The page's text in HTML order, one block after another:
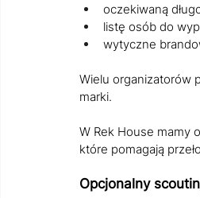
oczekiwaną
listę osób do
wytyczne
Wielu organizatorów
marki.
W Rek House mamy
które pomagają
Opcjonalny